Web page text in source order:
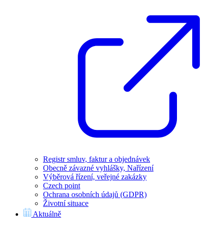
Registr smluv, faktur a objednávek
Obecně závazné vyhlášky, Nařízení
Výběrová řízení, veřejné zakázky
Czech point
Ochrana osobních údajů (GDPR)
Životní situace
Aktuálně